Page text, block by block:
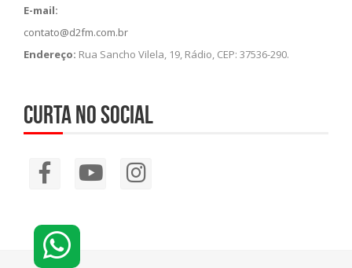
E-mail:
contato@d2fm.com.br
Endereço: Rua Sancho Vilela, 19, Rádio, CEP: 37536-290.
Curta no social